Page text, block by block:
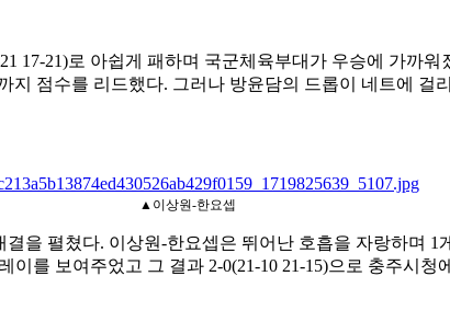
17-21)로 아쉽게 패하며 국군체육부대가 우승에 가까워
지 점수를 리드했다. 그러나 방윤담의 드롭이 네트에 걸
▲이상원-한요셉
결을 펼쳤다. 이상원-한요셉은 뛰어난 호흡을 자랑하며 1
이를 보여주었고 그 결과 2-0(21-10 21-15)으로 충주시청